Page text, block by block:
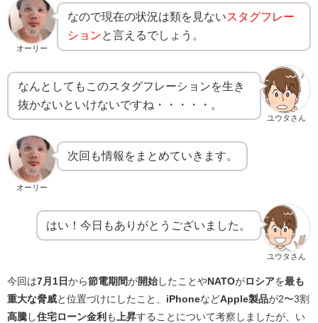
オーリー
なので現在の状況は類を見ないスタグフレー
ションと言えるでしょう。
ユウタさん
なんとしてもこのスタグフレーションを生き
抜かないといけないですね・・・・・。
オーリー
次回も情報をまとめていきます。
ユウタさん
はい！今日もありがとうございました。
今回は7月1日 から節電期間が開始 したことやNATOがロシアを最も
重大な脅威と位置づけにしたこと、 iPhoneなどApple製品が2〜3割
高騰 し住宅ローン金利 も 上昇することについて考察しましたが、い